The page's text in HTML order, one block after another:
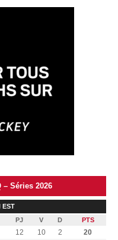
– Séries 2026
EST
PJ V D PTS
12 10 2
20